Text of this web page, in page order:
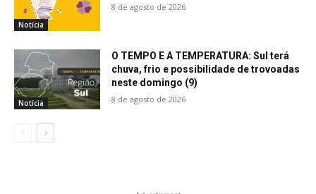
Notícia
8 de agosto de 2026
Notícia
O TEMPO E A TEMPERATURA: Sul terá
chuva, frio e possibilidade de trovoadas
neste domingo (9)
8 de agosto de 2026